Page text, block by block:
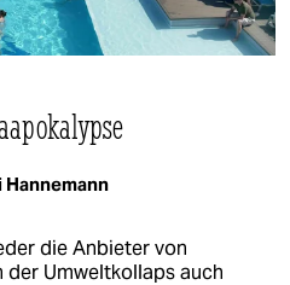
Hannemann
die Anbieter von
der Umweltkollaps auch